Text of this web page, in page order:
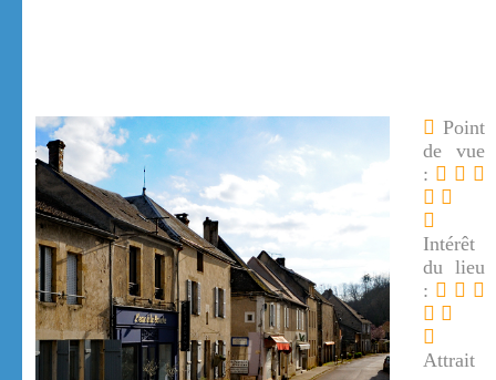
Point
de vue
:
Intérêt
du lieu
:
Attrait